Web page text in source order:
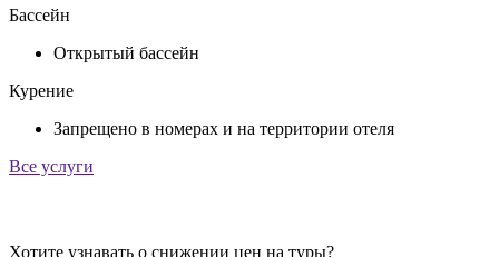
Бассейн
Открытый бассейн
Курение
Запрещено в номерах и на территории отеля
Все услуги
Хотите узнавать о снижении цен на туры?